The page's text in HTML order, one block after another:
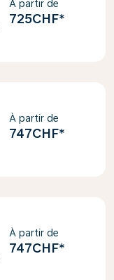
À partir de
725CHF*
À partir de
747CHF*
À partir de
747CHF*